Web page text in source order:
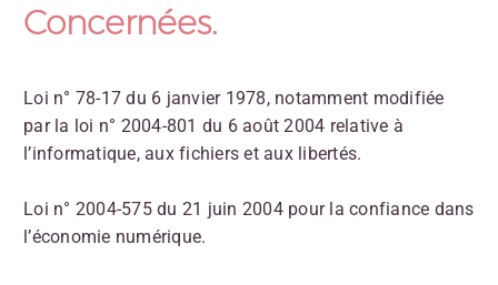
Concernées.
Loi n° 78-17 du 6 janvier 1978, notamment modifiée
par la loi n° 2004-801 du 6 août 2004 relative à
l’informatique, aux fichiers et aux libertés.
Loi n° 2004-575 du 21 juin 2004 pour la confiance dans
l’économie numérique.